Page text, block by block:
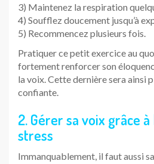
3) Maintenez la respiration
4) Soufflez doucement jusqu’à
5) Recommencez plusieurs fois.
Pratiquer ce petit exercice au
fortement renforcer son
la voix. Cette dernière sera ainsi
confiante.
2. Gérer sa voix grâce
stress
Immanquablement, il faut aussi